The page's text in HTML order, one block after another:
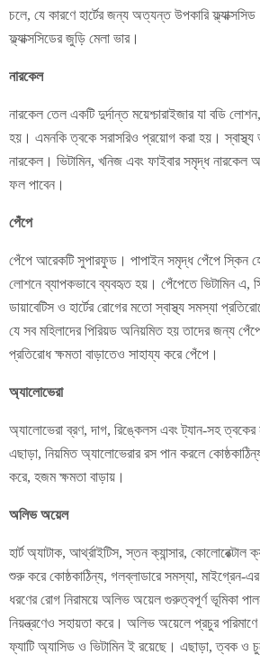
চলে, যে কারণে হার্টের জন্য অত্যন্ত উপকারি
ফ্ল্যাক্সসিডের জুড়ি মেলা ভার।
নারকেল
নারকেল তেল একটি দুর্দান্ত ময়েশ্চারাইজার যা বডি
হয়। এমনকি ত্বকে সরাসরিও প্রয়োগ করা হয়। স্বাস্থ্য
নারকেল। ভিটামিন, খনিজ এবং ফাইবার সমৃদ্ধ নারকেল
ফল পাবেন।
পেঁপে
পেঁপে আরেকটি সুপারফুড। পাপাইন সমৃদ্ধ পেঁপে স্কিন
লোশনে ব্যাপকভাবে ব্যবহৃত হয়। পেঁপেতে ভিটামিন এ,
ডায়াবেটিস ও হার্টের রোগের মতো স্বাস্থ্য সমস্যা
যে সব মহিলাদের পিরিয়ড অনিয়মিত হয় তাদের জন্য
প্রতিরোধ ক্ষমতা বাড়াতেও সাহায্য করে পেঁপে।
অ্যালোভেরা
অ্যালোভেরা ব্রণ, দাগ, রিঙ্কেলস এবং ট্যান-সহ ত্বকের
এছাড়া, নিয়মিত অ্যালোভেরার রস পান করলে
করে, হজম ক্ষমতা বাড়ায়।
অলিভ অয়েল
হার্ট অ্যাটাক, আর্থ্রাইটিস, স্তন ক্যান্সার, কোলোরেক্টাল
শুরু করে কোষ্ঠকাঠিন্য, গলব্লাডারে সমস্যা, মাইগ্রেন-
ধরণের রোগ নিরাময়ে অলিভ অয়েল গুরুত্বপূর্ণ ভূমিকা
নিয়ন্ত্রণেও সহায়তা করে। অলিভ অয়েলে প্রচুর পরিমাণে
ফ্যাটি অ্যাসিড ও ভিটামিন ই রয়েছে। এছাড়া, ত্বক ও